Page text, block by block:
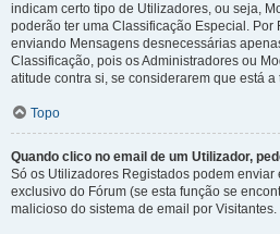
indicam certo tipo de Utilizadores, ou seja,
poderão ter uma Classificação Especial. Por
enviando Mensagens desnecessárias
Classificação, pois os Administradores ou
atitude contra si, se considerarem que está
Topo
Quando clico no email de um Utilizador,
Só os Utilizadores Registados podem
exclusivo do Fórum (se esta função se
malicioso do sistema de email por Visitantes.